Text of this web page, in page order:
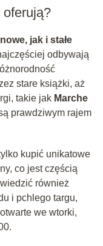
oferują?
jak i stałe
odbywają
stare książki, aż
takie jak Marche
prawdziwym rajem
kupić unikatowe
co jest częścią
również
i pchlego targu,
we wtorki,